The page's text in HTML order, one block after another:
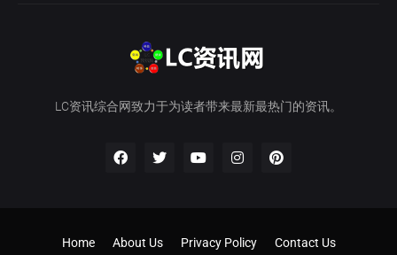
LC资讯综合网致力于为读者带来最新最热门的资讯。
Home About Us Privacy Policy Contact Us